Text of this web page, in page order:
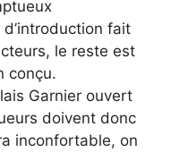
fait
le reste est
conçu.
Garnier ouvert
doivent donc
inconfortable, on